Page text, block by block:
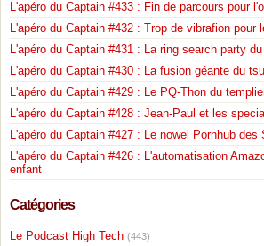
L'apéro du Captain #433 : Fin de parcours pour
L'apéro du Captain #432 : Trop de vibrafion pour
L'apéro du Captain #431 : La ring search party
L'apéro du Captain #430 : La fusion géante du
L'apéro du Captain #429 : Le PQ-Thon du
L'apéro du Captain #428 : Jean-Paul et les
L'apéro du Captain #427 : Le nowel Pornhub
L'apéro du Captain #426 : L'automatisation
enfant
Catégories
Le Podcast High Tech (443)